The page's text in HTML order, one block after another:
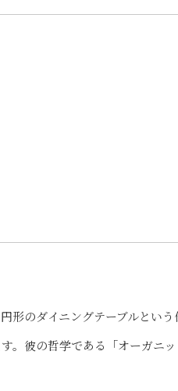
形のダイニングテーブルという
。彼の哲学である「オーガニッ